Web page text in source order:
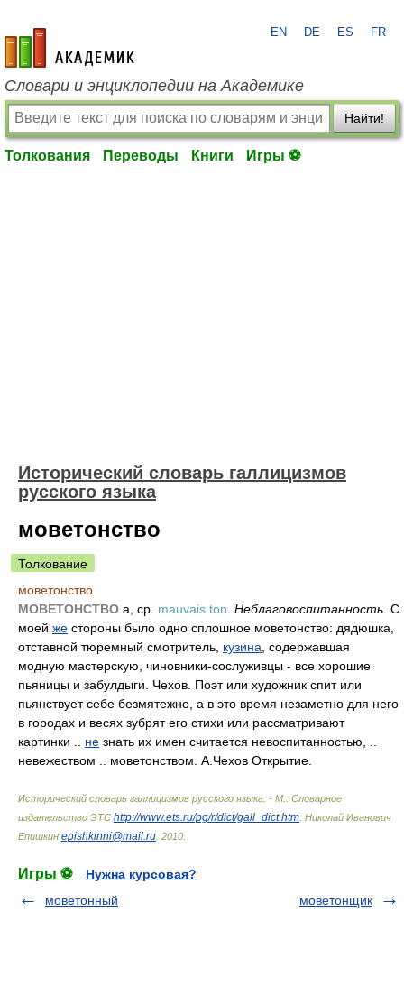
academic.ru
EN DE ES FR
Словари и энциклопедии на Академике
Найти!
Толкования Переводы Книги Игры ⚽
Исторический словарь галлицизмов
русского языка
моветонство
Толкование
моветонство
МОВЕТОНСТВО а, ср. mauvais ton Неблаговоспитанность . С
моей же стороны было одно сплошное моветонство: дядюшка,
отставной тюремный смотритель, кузина , содержавшая
модную мастерскую, чиновники-сослуживцы - все хорошие
пьяницы и забулдыги. Чехов. Поэт или художник спит или
пьянствует себе безмятежно, а в это время незаметно для него
в городах и весях зубрят его стихи или рассматривают
картинки .. не знать их имен считается невоспитанностью, ..
невежеством .. моветонством. А.Чехов Открытие.
Исторический словарь галлицизмов русского языка. - М.: Словарное
издательство ЭТС http://www.ets.ru/pg/r/dict/gall_dict.htm Николай Иванович
Епишкин epishkinni@mail.ru 2010
Игры ⚽
Нужна курсовая?
моветонный
моветонщик